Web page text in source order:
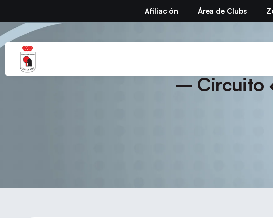
Afiliación Área de Clubs
XI Torneo Internacional
– Circuito